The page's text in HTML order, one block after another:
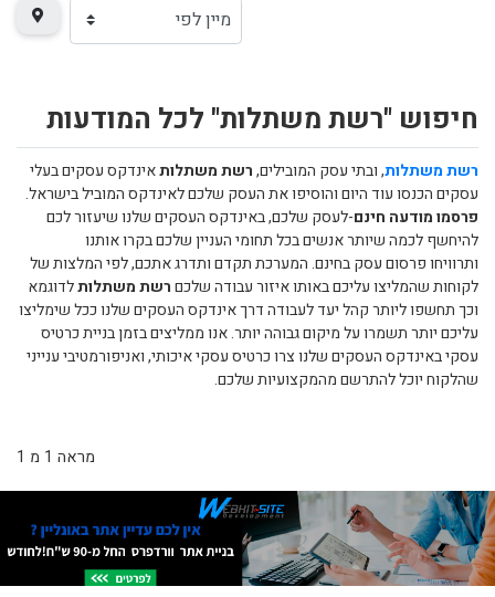
חיפוש "רשת משתלות" לכל המודעות
רשת משתלות, ובתי עסק המובילים,רשת משתלותאינדקס עסקים בעלי
עסקים הכנסו עוד היום והוסיפו את העסק שלכם לאינדקס המוביל בישראל.
פרסמו מודעה חינם-לעסק שלכם, באינדקס העסקים שלנו שיעזור לכם
להיחשף לכמה שיותר אנשים בכל תחומי העניין שלכם בקרו אותנו
ותרוויחו פרסום עסק בחינם. המערכת תקדם ותדרג אתכם, לפי המלצות של
לקוחות שהמליצו עליכם באותו איזור עבודה שלכםרשת משתלותלדוגמא
וכך תחשפו ליותר קהל יעד לעבודה דרך אינדקס העסקים שלנו ככל שימליצו
עליכם יותר תשמרו על מיקום גבוהה יותר. אנו ממליצים בזמן בניית כרטיס
עסקי באינדקס העסקים שלנו צרו כרטיס עסקי איכותי, ואניפורמטיבי ענייני
שהלקוח יוכל להתרשם מהמקצועיות שלכם.
מראה 1 מ 1